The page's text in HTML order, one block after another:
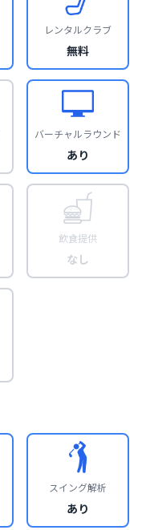
レンタルクラブ
無料
バーチャルラウンド
あり
飲食提供
なし
スイング解析
あり